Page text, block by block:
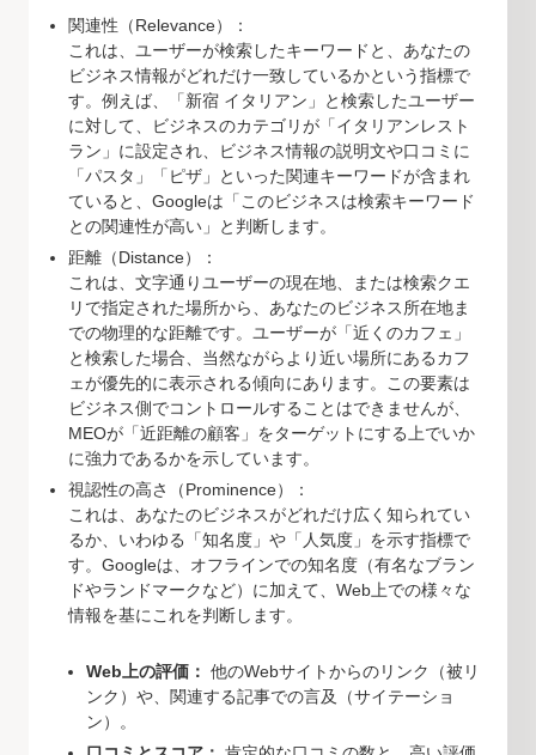
関連性（Relevance）：
これは、ユーザーが検索したキーワードと、あなたの
ビジネス情報がどれだけ一致しているかという指標で
す。例えば、「新宿 イタリアン」と検索したユーザー
に対して、ビジネスのカテゴリが「イタリアンレスト
ラン」に設定され、ビジネス情報の説明文や口コミに
「パスタ」「ピザ」といった関連キーワードが含まれ
ていると、Googleは「このビジネスは検索キーワード
との関連性が高い」と判断します。
距離（Distance）：
これは、文字通りユーザーの現在地、または検索クエ
リで指定された場所から、あなたのビジネス所在地ま
での物理的な距離です。ユーザーが「近くのカフェ」
と検索した場合、当然ながらより近い場所にあるカフ
ェが優先的に表示される傾向にあります。この要素は
ビジネス側でコントロールすることはできませんが、
MEOが「近距離の顧客」をターゲットにする上でいか
に強力であるかを示しています。
視認性の高さ（Prominence）：
これは、あなたのビジネスがどれだけ広く知られてい
るか、いわゆる「知名度」や「人気度」を示す指標で
す。Googleは、オフラインでの知名度（有名なブラン
ドやランドマークなど）に加えて、Web上での様々な
情報を基にこれを判断します。
Web上の評価： 他のWebサイトからのリンク（被リ
ンク）や、関連する記事での言及（サイテーショ
ン）。